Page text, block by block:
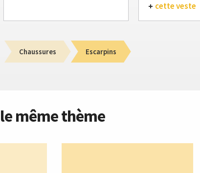
cette veste
Chaussures Escarpins
même thème